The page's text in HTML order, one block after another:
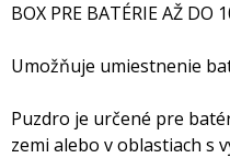
BOX PRE BATÉRIE AŽ DO
Umožňuje umiestnenie
Puzdro je určené pre
zemi alebo v oblastiach s